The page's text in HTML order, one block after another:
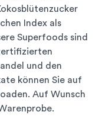
Index als
Superfoods sind
und den
können Sie auf
Auf Wunsch